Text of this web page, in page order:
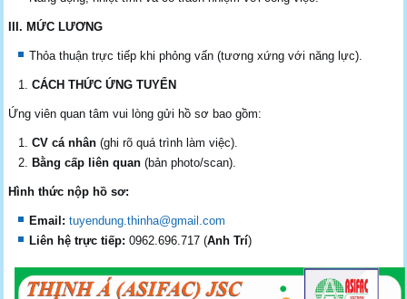
III. MỨC LƯƠNG
Thỏa thuận trực tiếp khi phỏng vấn (tương xứng với năng lực).
CÁCH THỨC ỨNG TUYỂN
Ứng viên quan tâm vui lòng gửi hồ sơ bao gồm:
CV cá nhân (ghi rõ quá trình làm việc).
Bằng cấp liên quan (bản photo/scan).
Hình thức nộp hồ sơ:
Email: tuyendung.thinha@gmail.com
Liên hệ trực tiếp: 0962.696.717 (Anh Trí)